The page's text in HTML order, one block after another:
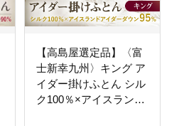
【高島屋選定品】〈富
士新幸九州〉キング ア
イダー掛けふとん シル
ク100％×アイスランド